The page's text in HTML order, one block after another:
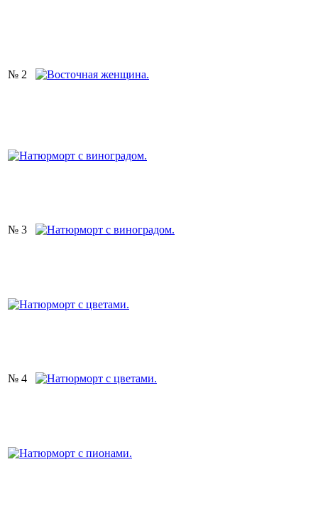
№ 2
№ 3
№ 4